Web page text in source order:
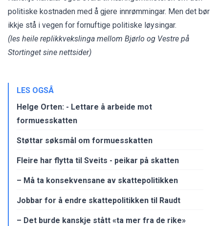
politiske kostnaden med å gjere innrømmingar. Men det bør
ikkje stå i vegen for fornuftige politiske løysingar.
(les heile replikkvekslinga mellom Bjørlo og Vestre på
Stortinget sine nettsider)
LES OGSÅ
Helge Orten: - Lettare å arbeide mot
formuesskatten
Støttar søksmål om formuesskatten
Fleire har flytta til Sveits - peikar på skatten
– Må ta konsekvensane av skattepolitikken
Jobbar for å endre skattepolitikken til Raudt
– Det burde kanskje stått «ta mer fra de rike»